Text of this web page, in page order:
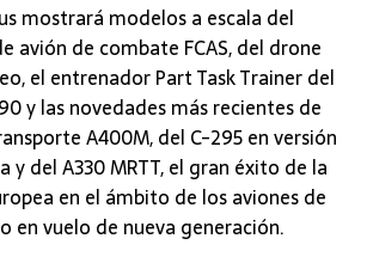
mostrará modelos a escala del
avión de combate FCAS, del drone
el entrenador Part Task Trainer del
y las novedades más recientes de
A400M, del C-295 en versión
del A330 MRTT, el gran éxito de la
en el ámbito de los aviones de
en vuelo de nueva generación.